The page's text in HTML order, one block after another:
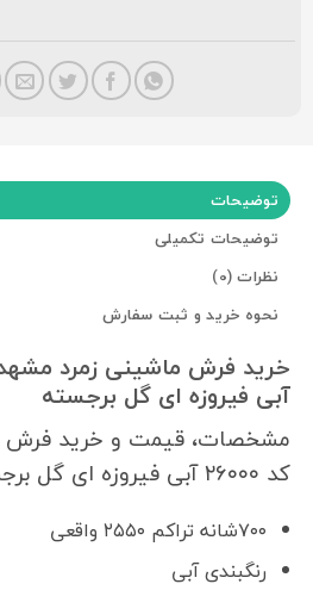
توضیحات
توضیحات تکمیلی
نظرات (0)
نحوه خرید و ثبت سفارش
آبی فیروزه ای گل برجسته
کد ۲۶۰۰۰ آبی فیروزه ای گل برجسته
۷۰۰شانه تراکم ۲۵۵۰ واقعی
رنگبندی آبی